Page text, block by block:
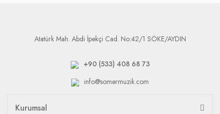
Atatürk Mah. Abdi İpekçi Cad. No:42/1 SÖKE/AYDIN
+90 (533) 408 68 73
info@somermuzik.com
Kurumsal